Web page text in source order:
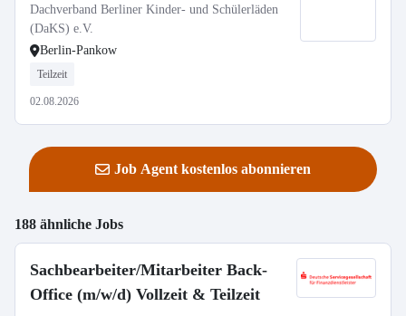
Dachverband Berliner Kinder- und Schülerläden
(DaKS) e.V.
Berlin-Pankow
Teilzeit
02.08.2026
Job Agent kostenlos abonnieren
188 ähnliche Jobs
Sachbearbeiter/Mitarbeiter Back-
Office (m/w/d) Vollzeit & Teilzeit